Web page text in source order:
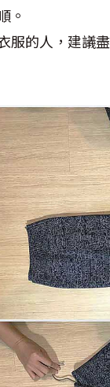
。
服的人，建議